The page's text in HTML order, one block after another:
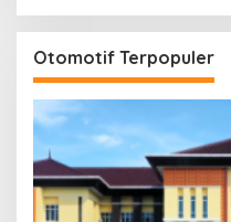
Otomotif Terpopuler